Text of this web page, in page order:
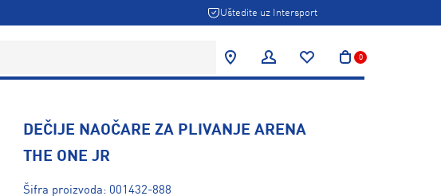
Uštedite uz Intersport
0
DEČIJE NAOČARE ZA PLIVANJE ARENA
THE ONE JR
Šifra proizvoda: 001432-888